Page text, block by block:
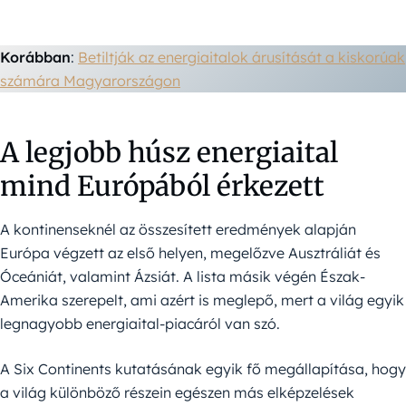
Korábban: Betiltják az energiaitalok árusítását a kiskorúak
számára Magyarországon
A legjobb húsz energiaital
mind Európából érkezett
A kontinenseknél az összesített eredmények alapján
Európa végzett az első helyen, megelőzve Ausztráliát és
Óceániát, valamint Ázsiát. A lista másik végén Észak-
Amerika szerepelt, ami azért is meglepő, mert a világ egyik
legnagyobb energiaital-piacáról van szó.
A Six Continents kutatásának egyik fő megállapítása, hogy
a világ különböző részein egészen más elképzelések